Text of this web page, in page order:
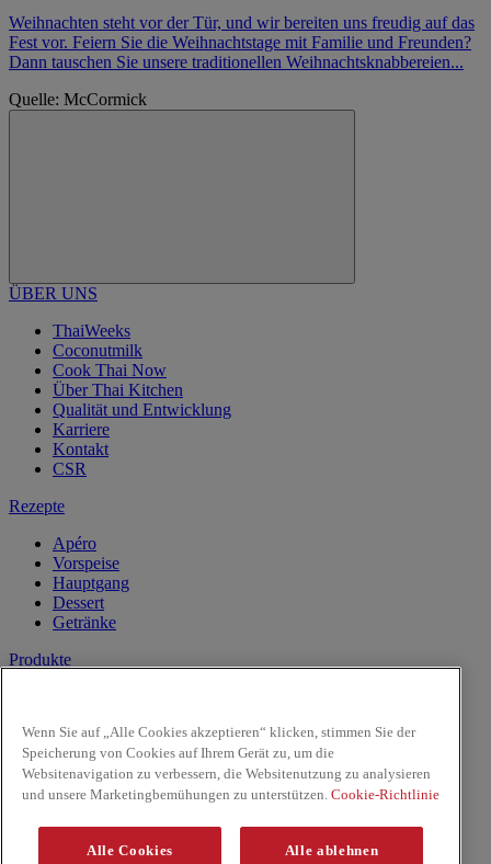
Weihnachten steht vor der Tür, und wir bereiten uns freudig auf das
Fest vor. Feiern Sie die Weihnachtstage mit Familie und Freunden?
Dann tauschen Sie unsere traditionellen Weihnachtsknabbereien...
Quelle: McCormick
ÜBER UNS
ThaiWeeks
Coconutmilk
Cook Thai Now
Über Thai Kitchen
Qualität und Entwicklung
Karriere
Kontakt
CSR
Rezepte
Apéro
Vorspeise
Hauptgang
Dessert
Getränke
Produkte
Reis & Nudeln
Kochsaucen
Saucen
Youtube
Wenn Sie auf „Alle Cookies akzeptieren“ klicken, stimmen Sie der
Speicherung von Cookies auf Ihrem Gerät zu, um die
Websitenavigation zu verbessern, die Websitenutzung zu analysieren
und unsere Marketingbemühungen zu unterstützen. Cookie-Richtlinie
Alle Cookies
Alle ablehnen